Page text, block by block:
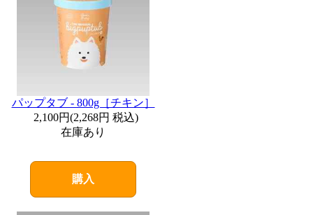
パップタブ - 800g［チキン］
2,100円(2,268円 税込)
在庫あり
購入